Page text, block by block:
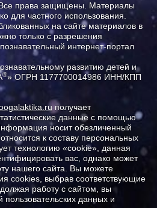
права защищены. Материалы
для частного использования.
на сайте материалов в
только с разрешения
интернет-портал
развитию детей и
®» ОГРН 1177700014986 ИНН/КПП
получает
данные с помощью
носит обезличенный
к составу персональных
технологию «cookie», данная
вас, однако может
нашего сайта. Вы можете
cookies, выбрав соответствующие
работу с сайтом, вы
пользовательских данных и